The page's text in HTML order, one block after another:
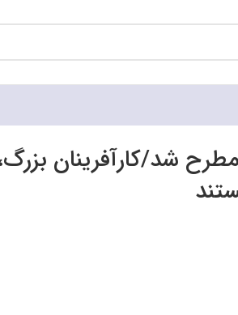
شد/کارآفرینان